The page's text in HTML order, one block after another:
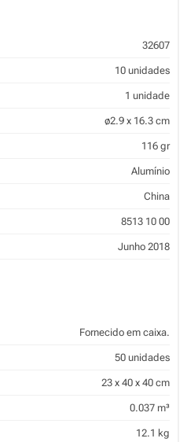
32607
10 unidades
1 unidade
ø2.9 x 16.3 cm
116 gr
Alumínio
China
8513 10 00
Junho 2018
Fornecido em caixa.
50 unidades
23 x 40 x 40 cm
0.037 m³
12.1 kg